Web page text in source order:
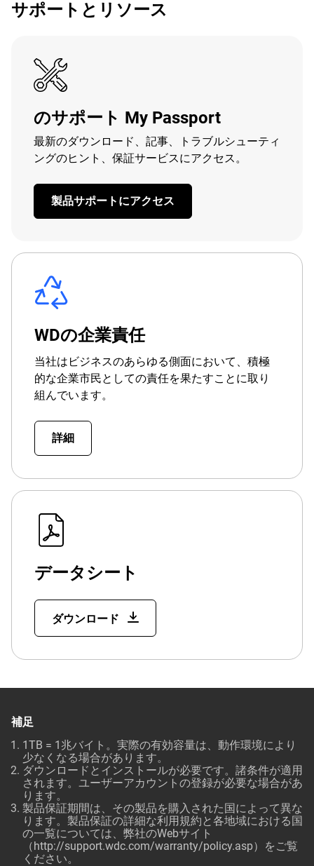
サポートとリソース
のサポート My Passport
最新のダウンロード、記事、トラブルシューティ
ングのヒント、保証サービスにアクセス。
製品サポートにアクセス
WDの企業責任
当社はビジネスのあらゆる側面において、積極
的な企業市民としての責任を果たすことに取り
組んでいます。
詳細
データシート
ダウンロード
補足
1TB = 1兆バイト。実際の有効容量は、動作環境により
少なくなる場合があります。
ダウンロードとインストールが必要です。諸条件が適用
されます。ユーザーアカウントの登録が必要な場合があ
ります。
製品保証期間は、その製品を購入された国によって異な
ります。製品保証の詳細な利用規約と各地域における国
の一覧については、弊社のWebサイト
（http://support.wdc.com/warranty/policy.asp）をご覧
ください。